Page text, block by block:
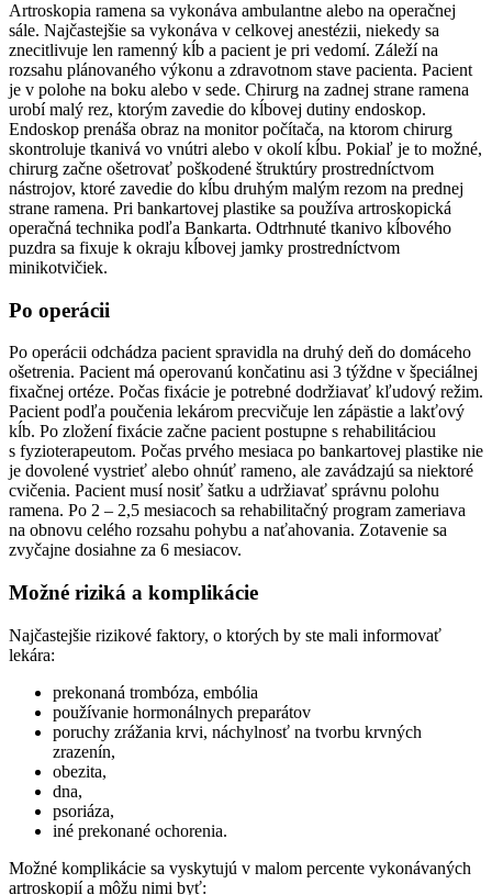
Artroskopia ramena sa vykonáva ambulantne alebo na operačnej
sále. Najčastejšie sa vykonáva v celkovej anestézii, niekedy sa
znecitlivuje len ramenný kĺb a pacient je pri vedomí. Záleží na
rozsahu plánovaného výkonu a zdravotnom stave pacienta. Pacient
je v polohe na boku alebo v sede. Chirurg na zadnej strane ramena
urobí malý rez, ktorým zavedie do kĺbovej dutiny endoskop.
Endoskop prenáša obraz na monitor počítača, na ktorom chirurg
skontroluje tkanivá vo vnútri alebo v okolí kĺbu. Pokiaľ je to možné,
chirurg začne ošetrovať poškodené štruktúry prostredníctvom
nástrojov, ktoré zavedie do kĺbu druhým malým rezom na prednej
strane ramena. Pri bankartovej plastike sa používa artroskopická
operačná technika podľa Bankarta. Odtrhnuté tkanivo kĺbového
puzdra sa fixuje k okraju kĺbovej jamky prostredníctvom
minikotvičiek.
Po operácii
Po operácii odchádza pacient spravidla na druhý deň do domáceho
ošetrenia. Pacient má operovanú končatinu asi 3 týždne v špeciálnej
fixačnej ortéze. Počas fixácie je potrebné dodržiavať kľudový režim.
Pacient podľa poučenia lekárom precvičuje len zápästie a lakťový
kĺb. Po zložení fixácie začne pacient postupne s rehabilitáciou
s fyzioterapeutom. Počas prvého mesiaca po bankartovej plastike nie
je dovolené vystrieť alebo ohnúť rameno, ale zavádzajú sa niektoré
cvičenia. Pacient musí nosiť šatku a udržiavať správnu polohu
ramena. Po 2 – 2,5 mesiacoch sa rehabilitačný program zameriava
na obnovu celého rozsahu pohybu a naťahovania. Zotavenie sa
zvyčajne dosiahne za 6 mesiacov.
Možné riziká a komplikácie
Najčastejšie rizikové faktory, o ktorých by ste mali informovať
lekára:
prekonaná trombóza, embólia
používanie hormonálnych preparátov
poruchy zrážania krvi, náchylnosť na tvorbu krvných
zrazenín,
obezita,
dna,
psoriáza,
iné prekonané ochorenia.
Možné komplikácie sa vyskytujú v malom percente vykonávaných
artroskopií a môžu nimi byť: